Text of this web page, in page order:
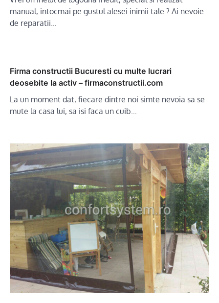
manual, intocmai pe gustul alesei inimii tale ? Ai nevoie
de reparatii…
Firma constructii Bucuresti cu multe lucrari
deosebite la activ – firmaconstructii.com
La un moment dat, fiecare dintre noi simte nevoia sa se
mute la casa lui, sa isi faca un cuib…